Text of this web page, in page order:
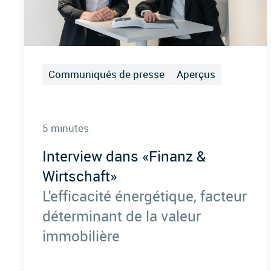
Communiqués de presse Aperçus
5 minutes
Interview dans «Finanz &
Wirtschaft»
L'efficacité énergétique, facteur
déterminant de la valeur
immobilière